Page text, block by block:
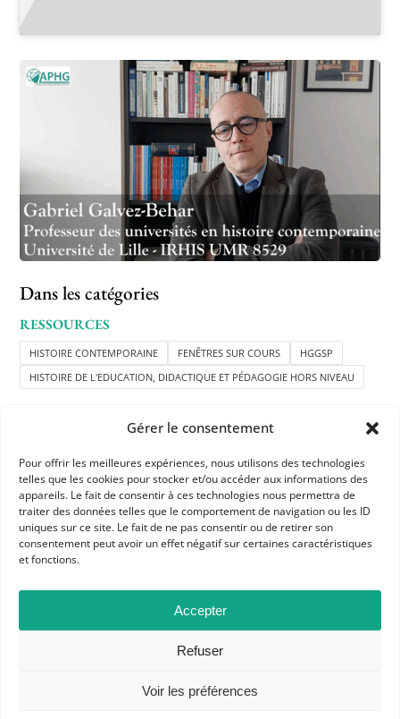
Gérer le consentement
Pour offrir les meilleures expériences, nous utilisons des technologies
telles que les cookies pour stocker et/ou accéder aux informations des
appareils. Le fait de consentir à ces technologies nous permettra de
traiter des données telles que le comportement de navigation ou les ID
uniques sur ce site. Le fait de ne pas consentir ou de retirer son
consentement peut avoir un effet négatif sur certaines caractéristiques
et fonctions.
Accepter
Refuser
Voir les préférences
Dans les catégories
RESSOURCES
HISTOIRE CONTEMPORAINE FENÊTRES SUR COURS
HGGSP
HISTOIRE DE L'EDUCATION, DIDACTIQUE ET PÉDAGOGIE HORS NIVEAU
APHG
Association des professeurs d'histoire et géographie
+ 33 0(1) 42 33 62 37
BP 6541 – 75065 Paris Cedex 02